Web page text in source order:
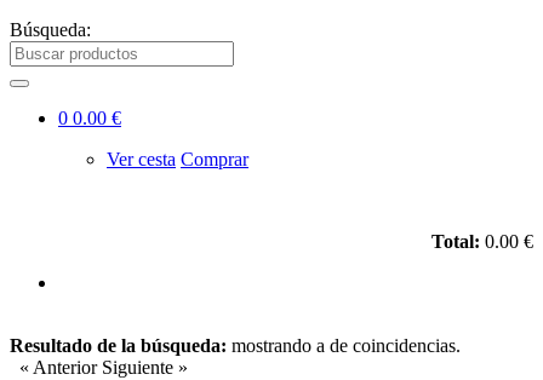
Búsqueda:
0 0.00 €
Ver cesta Comprar
Total: 0.00 €
Resultado de la búsqueda: mostrando a de coincidencias.
« Anterior Siguiente »